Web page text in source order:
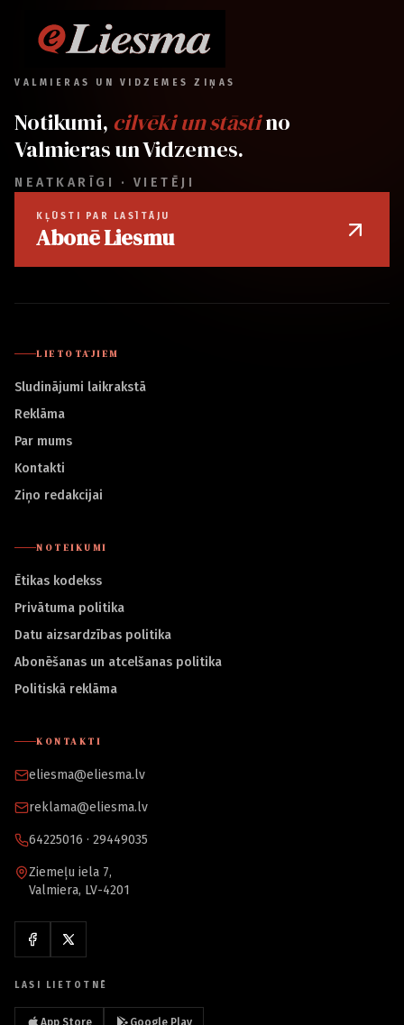
VALMIERAS UN VIDZEMES ZIŅAS
Notikumi, cilvēki un stāstino
Valmieras un Vidzemes.
NEATKARĪGI · VIETĒJI
KĻŪSTI PAR LASĪTĀJU
Abonē Liesmu
LIETOTĀJIEM
Sludinājumi laikrakstā
Reklāma
Par mums
Kontakti
Ziņo redakcijai
NOTEIKUMI
Ētikas kodekss
Privātuma politika
Datu aizsardzības politika
Abonēšanas un atcelšanas politika
Politiskā reklāma
KONTAKTI
eliesma@eliesma.lv
reklama@eliesma.lv
64225016 · 29449035
Ziemeļu iela 7,
Valmiera, LV-4201
LASI LIETOTNĒ